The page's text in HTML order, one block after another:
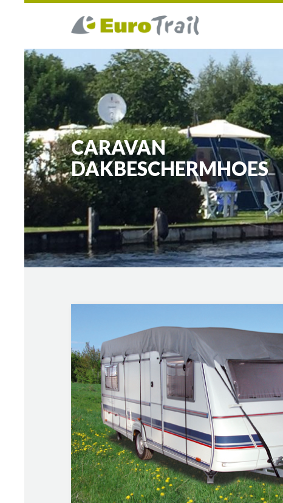
CARAVAN
DAKBESCHERMHOES